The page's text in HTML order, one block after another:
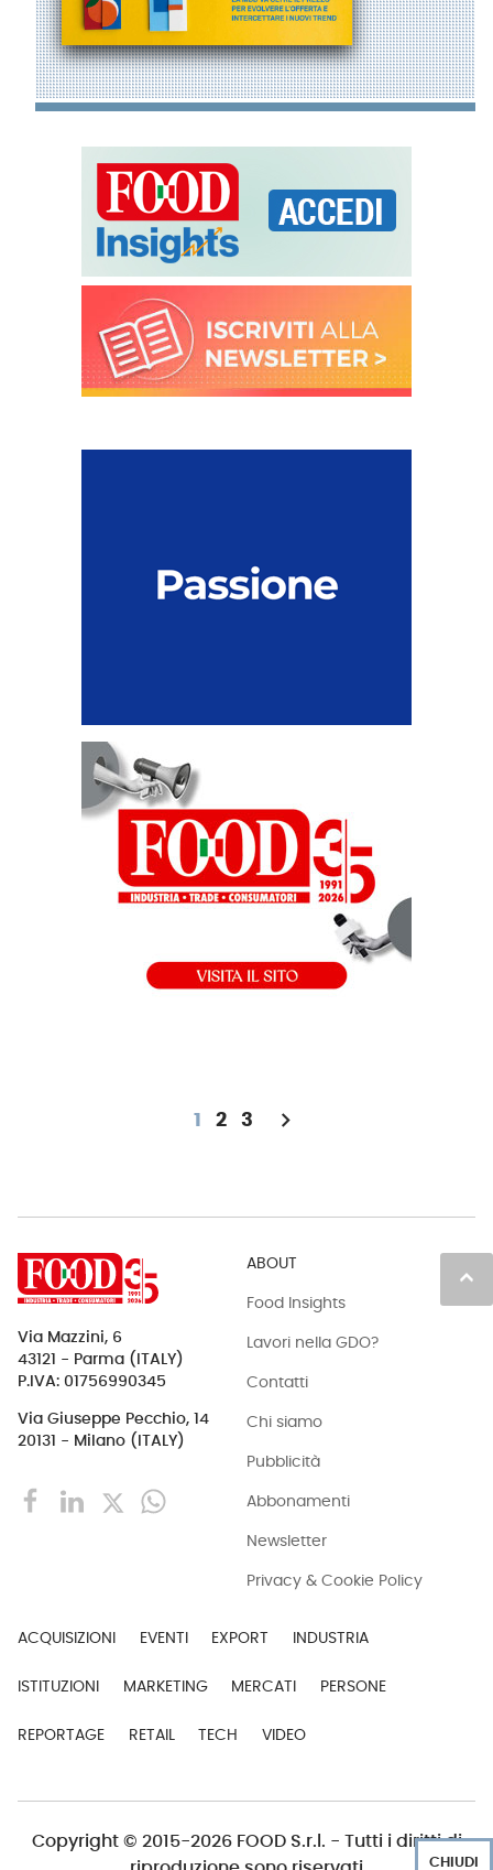
1 2 3 chevron_right
keyboard_arrow_up
Via Mazzini, 6
43121 - Parma (ITALY)
P.IVA: 01756990345
Via Giuseppe Pecchio, 14
20131 - Milano (ITALY)
ABOUT
Food Insights
Lavori nella GDO?
Contatti
Chi siamo
Pubblicità
Abbonamenti
Newsletter
Privacy & Cookie Policy
ACQUISIZIONI EVENTI EXPORT INDUSTRIA
ISTITUZIONI MARKETING MERCATI PERSONE
REPORTAGE RETAIL TECH VIDEO
Copyright © 2015-2026 FOOD S.r.l. - Tutti i diritti di
CHIUDI